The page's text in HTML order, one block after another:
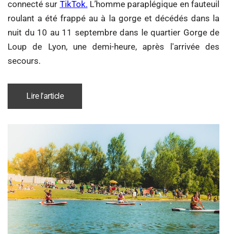
connecté sur TikTok. L’homme paraplégique en fauteuil
roulant a été frappé au à la gorge et décédés dans la
nuit du 10 au 11 septembre dans le quartier Gorge de
Loup de Lyon, une demi-heure, après l'arrivée des
secours.
Lire l'article